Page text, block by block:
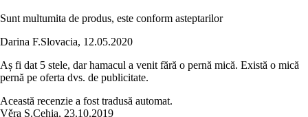
Sunt multumita de produs, este conform asteptarilor
Darina F.Slovacia, 12.05.2020
Aș fi dat 5 stele, dar hamacul a venit fără o pernă mică. Există o mică
pernă pe oferta dvs. de publicitate.
Această recenzie a fost tradusă automat.
Věra S.Cehia, 23.10.2019